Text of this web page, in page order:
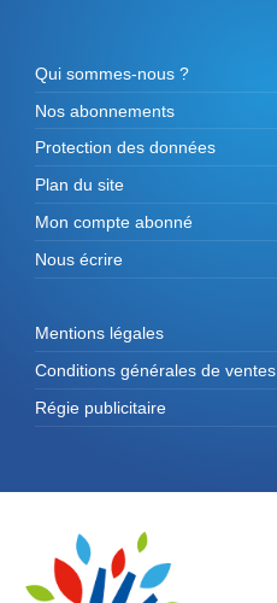
Qui sommes-nous ?
Nos abonnements
Protection des données
Plan du site
Mon compte abonné
Nous écrire
Mentions légales
Conditions générales de ventes
Régie publicitaire